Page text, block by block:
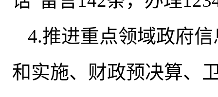
4.推进重点领域政府
和实施、财政预决算、